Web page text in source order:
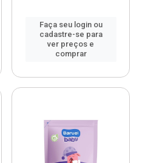
Faça seu login ou
cadastre-se para
ver preços e
comprar